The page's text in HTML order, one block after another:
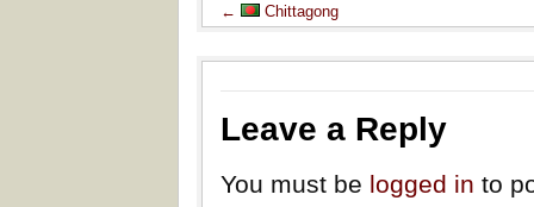
← Chittagong
Leave a Reply
You must be logged in to